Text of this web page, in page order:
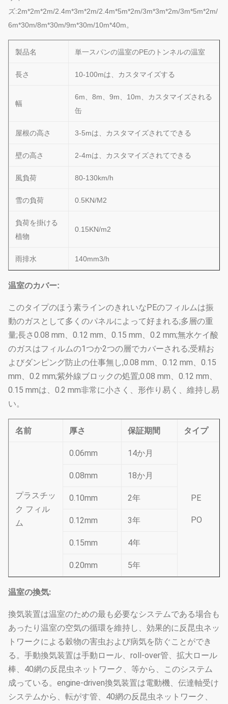
ズ:2m*2m*2m/2.4m*3m*2m/2.4m*5m*2m/3m*3m*2m/3m*5m*2m/
6m*30m/8m*30m/9m*30m/10m*40m。
製品名 単一スパンの温室のPEのトンネルの温室
長さ 10-100mは、カスタマイズする
幅
6m、8m、9m、10m、カスタマイズされる
缶
屋根の高さ 3-5mは、カスタマイズされてできる
壁の高さ 2-4mは、カスタマイズされてできる
風負荷 80-130km/h
雪の負荷 0.5KN/M2
負荷を掛ける
植物
0.15KN/m2
雨排水 140mm3/h
温室のカバー:
このタイプのほう素ラインのきれいなPEのフィルムは振
動のガスとして多くのパネルによって好まれる;多層の重
量;長さ0.08 mm、0.12 mm、0.15 mm、0.2 mm;無水ケイ酸
のガスはフィルムの1つか2つの層でカバーされる;受精お
よびダンピング防止の仕事無し;0.08 mm、0.12 mm、0.15
mm、0.2 mm;紫外線ブロックの処置;0.08 mm、0.12 mm、
0.15 mmは、0.2 mm非常に小さく、形作り易く、維持し易
い。
名前 厚さ 保証期間 タイプ
プラスチッ
ク フィル
ム
0.06mm 14か月
PE
PO
0.08mm 18か月
0.10mm 2年
0.12mm 3年
0.15mm 4年
0.20mm 5年
温室の換気:
換気装置は温室のための最も必要なシステムである場合も
あったり温室の空気の循環を維持し、効果的に反昆虫ネッ
トワークによる穀物の害虫および病気を防ぐことができ
る。手動換気装置は手動ロール、roll-over管、拡大ロール
棒、40網の反昆虫ネットワーク、等から、このシステム
成っている。engine-driven換気装置は電動機、伝達軸受け
システムから、転がす管、40網の反昆虫ネットワーク、